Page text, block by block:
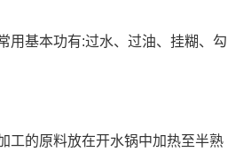
基本功有:过水、过油、挂糊、勾
的原料放在开水锅中加热至半熟